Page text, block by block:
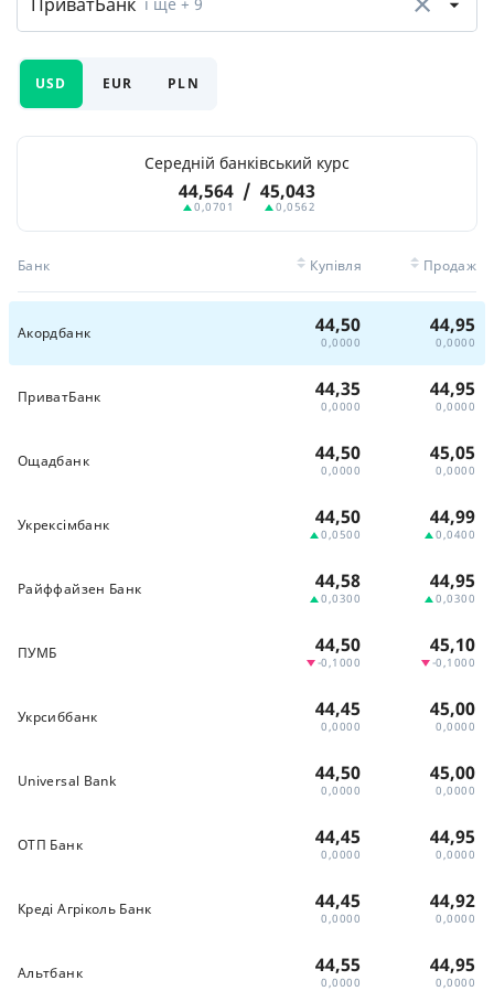
USD EUR PLN
Середній банківський курс
44,564
0,0701
/ 45,043
0,0562
Банк Купівля Продаж
Акордбанк 44,50
0,0000
44,95
0,0000
ПриватБанк 44,35
0,0000
44,95
0,0000
Ощадбанк 44,50
0,0000
45,05
0,0000
Укрексімбанк 44,50
0,0500
44,99
0,0400
Райффайзен Банк 44,58
0,0300
44,95
0,0300
ПУМБ 44,50
-0,1000
45,10
-0,1000
Укрсиббанк 44,45
0,0000
45,00
0,0000
Universal Bank 44,50
0,0000
45,00
0,0000
ОТП Банк 44,45
0,0000
44,95
0,0000
Креді Агріколь Банк 44,45
0,0000
44,92
0,0000
Альтбанк 44,55
0,0000
44,95
0,0000